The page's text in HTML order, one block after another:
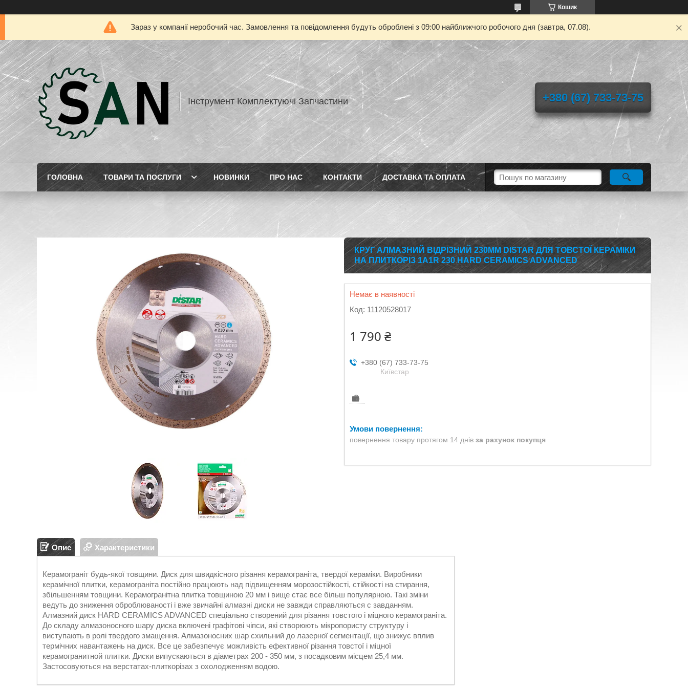
Кошик
Зараз у компанії неробочий час. Замовлення та повідомлення будуть оброблені з 09:00 найближчого робочого дня (завтра, 07.08).
Інструмент Комплектуючі Запчастини +380 (67) 733-73-75
ГОЛОВНА ТОВАРИ ТА ПОСЛУГИ НОВИНКИ ПРО НАС КОНТАКТИ ДОСТАВКА ТА ОПЛАТА
КРУГ АЛМАЗНИЙ ВІДРІЗНИЙ 230ММ DISTAR ДЛЯ ТОВСТОЇ КЕРАМІКИ
НА ПЛИТКОРІЗ 1A1R 230 HARD CERAMICS ADVANCED
Немає в наявності
Код: 11120528017
1 790 ₴
+380 (67) 733-73-75
Київстар
повернення товару протягом 14 днів за рахунок покупця
Опис Характеристики
Керамограніт будь-якої товщини. Диск для швидкісного різання керамограніта, твердої кераміки. Виробники
керамічної плитки, керамограніта постійно працюють над підвищенням морозостійкості, стійкості на стирання,
збільшенням товщини. Керамогранітна плитка товщиною 20 мм і вище стає все більш популярною. Такі зміни
ведуть до зниження оброблюваності і вже звичайні алмазні диски не завжди справляються c завданням.
Алмазний диск HARD CERAMICS ADVANCED спеціально створений для різання товстого і міцного керамограніта.
До складу алмазоносного шару диска включені графітові чіпси, які створюють мікропористу структуру і
виступають в ролі твердого змащення. Алмазоносних шар схильний до лазерної сегментації, що знижує вплив
термічних навантажень на диск. Все це забезпечує можливість ефективної різання товстої і міцної
керамогранитной плитки. Диски випускаються в діаметрах 200 - 350 мм, з посадковим місцем 25,4 мм.
Застосовуються на верстатах-плиткорізах з охолодженням водою.